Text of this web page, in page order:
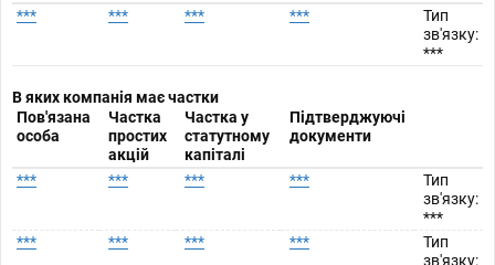
*** *** *** ***
Тип
зв'язку:
***
В яких компанія має частки
Пов'язана
особа
Частка
простих
акцій
Частка у
статутному
капіталі
Підтверджуючі
документи
*** *** *** ***
Тип
зв'язку:
***
***
*** *** ***
Тип
зв'язку: